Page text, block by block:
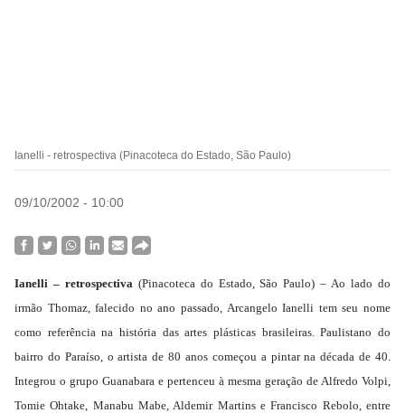
Ianelli - retrospectiva (Pinacoteca do Estado, São Paulo)
09/10/2002 - 10:00
Ianelli – retrospectiva (Pinacoteca do Estado, São Paulo) – Ao lado do
irmão Thomaz, falecido no ano passado, Arcangelo Ianelli tem seu nome
como referência na história das artes plásticas brasileiras. Paulistano do
bairro do Paraíso, o artista de 80 anos começou a pintar na década de 40.
Integrou o grupo Guanabara e pertenceu à mesma geração de Alfredo Volpi,
Tomie Ohtake, Manabu Mabe, Aldemir Martins e Francisco Rebolo, entre